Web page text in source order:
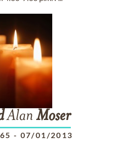
Alan Moser
- 07/01/2013